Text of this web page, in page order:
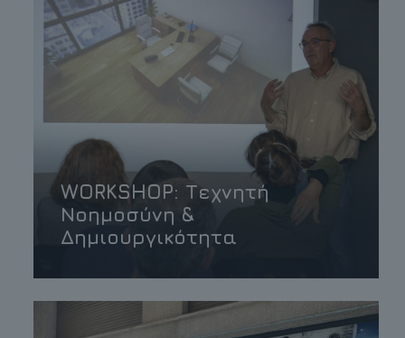
WORKSHOP: Τεχνητή
Νοημοσύνη &
Δημιουργικότητα